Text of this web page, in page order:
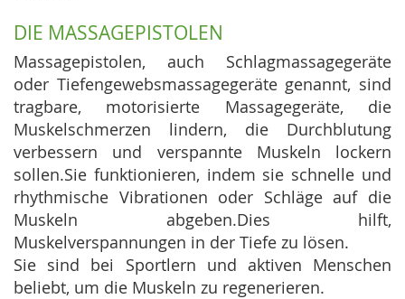
DIE MASSAGEPISTOLEN
Massagepistolen, auch Schlagmassagegeräte
oder Tiefengewebsmassagegeräte genannt, sind
tragbare, motorisierte Massagegeräte, die
Muskelschmerzen lindern, die Durchblutung
verbessern und verspannte Muskeln lockern
sollen.Sie funktionieren, indem sie schnelle und
rhythmische Vibrationen oder Schläge auf die
Muskeln abgeben.Dies hilft,
Muskelverspannungen in der Tiefe zu lösen.
Sie sind bei Sportlern und aktiven Menschen
beliebt, um die Muskeln zu regenerieren.